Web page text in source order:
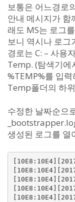
보통은 어느경로
안내 메시지가 함
래도 MS는 로그
보니 역시나 로그
경로는 C: – 사용
Temp. (탐색기에
%TEMP%를 입
Temp폴더의 하
수정한 날짜순으
생성된 로그를 열